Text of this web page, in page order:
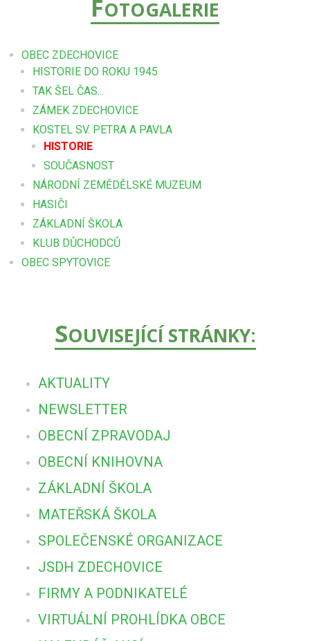
FOTOGALERIE
OBEC ZDECHOVICE
HISTORIE DO ROKU 1945
TAK ŠEL ČAS...
ZÁMEK ZDECHOVICE
KOSTEL SV. PETRA A PAVLA
HISTORIE
SOUČASNOST
NÁRODNÍ ZEMĚDĚLSKÉ MUZEUM
HASIČI
ZÁKLADNÍ ŠKOLA
KLUB DŮCHODCŮ
OBEC SPYTOVICE
SOUVISEJÍCÍ STRÁNKY:
AKTUALITY
NEWSLETTER
OBECNÍ ZPRAVODAJ
OBECNÍ KNIHOVNA
ZÁKLADNÍ ŠKOLA
MATEŘSKÁ ŠKOLA
SPOLEČENSKÉ ORGANIZACE
JSDH ZDECHOVICE
FIRMY A PODNIKATELÉ
VIRTUÁLNÍ PROHLÍDKA OBCE